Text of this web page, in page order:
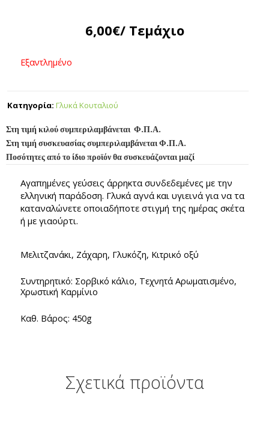
6,00€/ Τεμάχιο
Εξαντλημένο
Κατηγορία: Γλυκά Κουταλιού
Στη τιμή κιλού συμπεριλαμβάνεται Φ.Π.Α.
Στη τιμή συσκευασίας συμπεριλαμβάνεται Φ.Π.Α.
Ποσότητες από το ίδιο προϊόν θα συσκευάζονται μαζί
Αγαπημένες γεύσεις άρρηκτα συνδεδεμένες με την
ελληνική παράδοση. Γλυκά αγνά και υγιεινά για να τα
καταναλώνετε οποιαδήποτε στιγμή της ημέρας σκέτα
ή με γιαούρτι.
Μελιτζανάκι, Ζάχαρη, Γλυκόζη, Κιτρικό οξύ
Συντηρητικό: Σορβικό κάλιο, Τεχνητά Αρωματισμένο,
Χρωστική Καρμίνιο
Καθ. Βάρος: 450g
Σχετικά προϊόντα